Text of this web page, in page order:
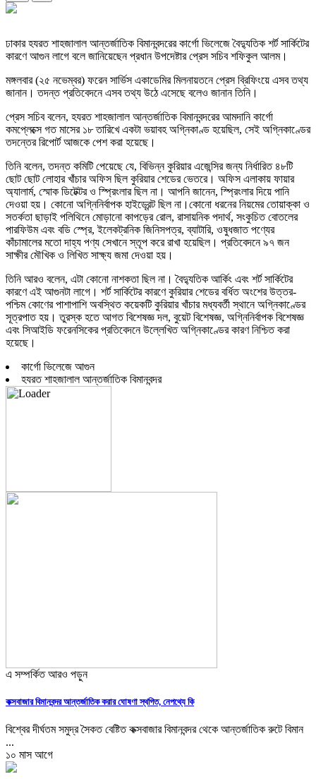
ঢাকার হযরত শাহজালাল আন্তর্জাতিক বিমানবন্দরের কার্গো ভিলেজে বৈদ্যুতিক শর্ট সার্কিটের
কারণে আগুন লাগে বলে জানিয়েছেন প্রধান উপদেষ্টার প্রেস সচিব শফিকুল আলম।
মঙ্গলবার (২৫ নভেম্বর) ফরেন সার্ভিস একাডেমির মিলনায়তনে প্রেস ব্রিফিংয়ে এসব তথ্য
জানান। তদন্ত প্রতিবেদনে এসব তথ্য উঠে এসেছে বলেও জানান তিনি।
প্রেস সচিব বলেন, হযরত শাহজালাল আন্তর্জাতিক বিমানবন্দরের আমদানি কার্গো
কমপ্লেক্সে গত মাসের ১৮ তারিখে একটা ভয়াবহ অগ্নিকাণ্ড হয়েছিল, সেই অগ্নিকাণ্ডের
তদন্তের রিপোর্ট আজকে পেশ করা হয়েছে।
তিনি বলেন, তদন্ত কমিটি পেয়েছে যে, বিভিন্ন কুরিয়ার এজেন্সির জন্য নির্ধারিত ৪৮টি
ছোট ছোট লোহার খাঁচার অফিস ছিল কুরিয়ার শেডের ভেতরে। অফিস এলাকায় ফায়ার
অ্যালার্ম, স্মোক ডিটেক্টর ও স্প্রিংলার ছিল না। আপনি জানেন, স্প্রিংলার দিয়ে পানি
দেওয়া হয়। কোনো অগ্নিনির্বাপক হাইড্রেন্ট ছিল না।কোনো ধরনের নিয়মের তোয়াক্কা ও
সতর্কতা ছাড়াই পলিথিনে মোড়ানো কাপড়ের রোল, রাসায়নিক পদার্থ, সংকুচিত বোতলের
পারফিউম এবং বডি স্প্রে, ইলেকট্রনিক জিনিসপত্র, ব্যাটারি, ওষুধজাত পণ্যের
কাঁচামালের মতো দাহ্য পণ্য সেখানে স্তূপ করে রাখা হয়েছিল। প্রতিবেদনে ৯৭ জন
সাক্ষীর মৌখিক ও লিখিত সাক্ষ্য জমা দেওয়া হয়।
তিনি আরও বলেন, এটা কোনো নাশকতা ছিল না। বৈদ্যুতিক আর্কিং এবং শর্ট সার্কিটের
কারণে এই আগুনটা লাগে। শর্ট সার্কিটের কারণে কুরিয়ার শেডের বর্ধিত অংশের উত্তর-
পশ্চিম কোণের পাশাপাশি অবস্থিত কয়েকটি কুরিয়ার খাঁচার মধ্যবর্তী স্থানে অগ্নিকাণ্ডের
সূত্রপাত হয়। তুরস্ক হতে আগত বিশেষজ্ঞ দল, বুয়েট বিশেষজ্ঞ, অগ্নিনির্বাপক বিশেষজ্ঞ
এবং সিআইডি ফরেনসিকের প্রতিবেদনে উল্লেখিত অগ্নিকাণ্ডের কারণ নিশ্চিত করা
হয়েছে।
কার্গো ভিলেজে আগুন
হযরত শাহজালাল আন্তর্জাতিক বিমানবন্দর
এ সম্পর্কিত আরও পড়ুন
কক্সবাজার বিমানবন্দর আন্তর্জাতিক করার ঘোষণা স্থগিত, নেপথ্যে কি
বিশ্বের দীর্ঘতম সমুদ্র সৈকত বেষ্টিত কক্সবাজার বিমানবন্দর থেকে আন্তর্জাতিক রুটে বিমান
...
১০ মাস আগে